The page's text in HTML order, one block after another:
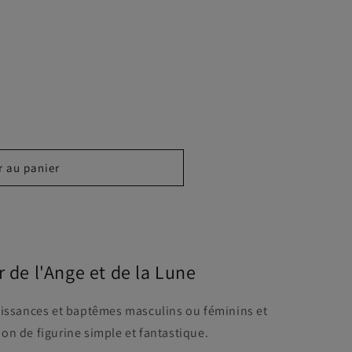
au panier
de l'Ange et de la Lune
et baptêmes masculins ou féminins et
de figurine simple et fantastique.